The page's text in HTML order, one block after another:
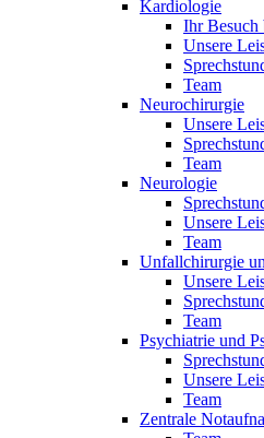
Kardiologie
Ihr Besuch
Unsere
Team
Neurochirurgie
Unsere
Team
Neurologie
Unsere
Team
Unfallchirurgie
Unsere
Team
Psychiatrie und
Unsere
Team
Zentrale